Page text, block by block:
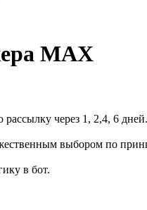
MAX
через 1, 2,4, 6 дней.
выбором по
в бот.